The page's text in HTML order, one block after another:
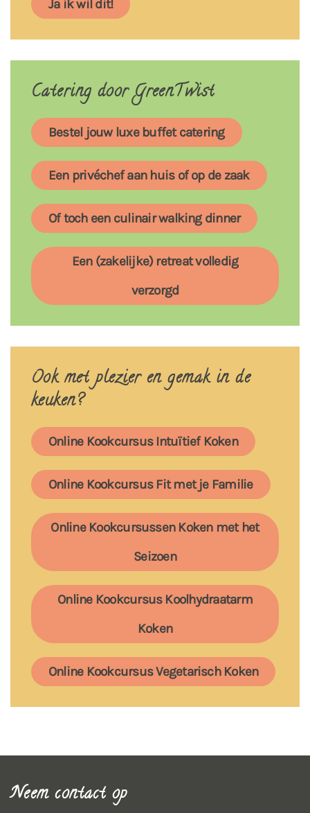
Ja ik wil dit!
Catering door GreenTwist
Bestel jouw luxe buffet catering
Een privéchef aan huis of op de zaak
Of toch een culinair walking dinner
Een (zakelijke) retreat volledig
verzorgd
Ook met plezier en gemak in de
keuken?
Online Kookcursus Intuïtief Koken
Online Kookcursus Fit met je Familie
Online Kookcursussen Koken met het
Seizoen
Online Kookcursus Koolhydraatarm
Koken
Online Kookcursus Vegetarisch Koken
Neem contact op